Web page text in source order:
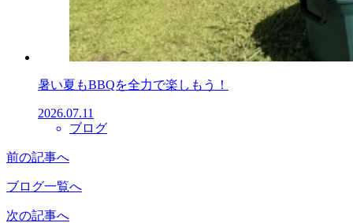
暑い夏もBBQを全力で楽しもう！
2026.07.11
ブログ
前の記事へ
ブログ一覧へ
次の記事へ